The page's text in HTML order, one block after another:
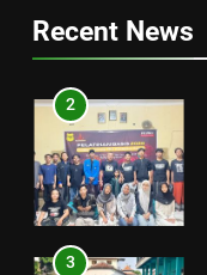
3
4
Recent News
2
3